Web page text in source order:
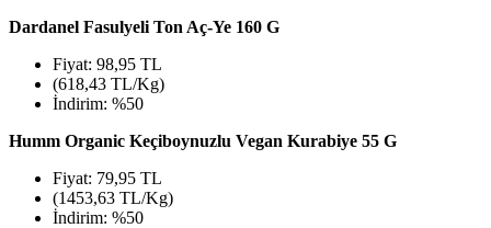
Dardanel Fasulyeli Ton Aç-Ye 160 G
Fiyat: 98,95 TL
(618,43 TL/Kg)
İndirim: %50
Humm Organic Keçiboynuzlu Vegan Kurabiye 55 G
Fiyat: 79,95 TL
(1453,63 TL/Kg)
İndirim: %50